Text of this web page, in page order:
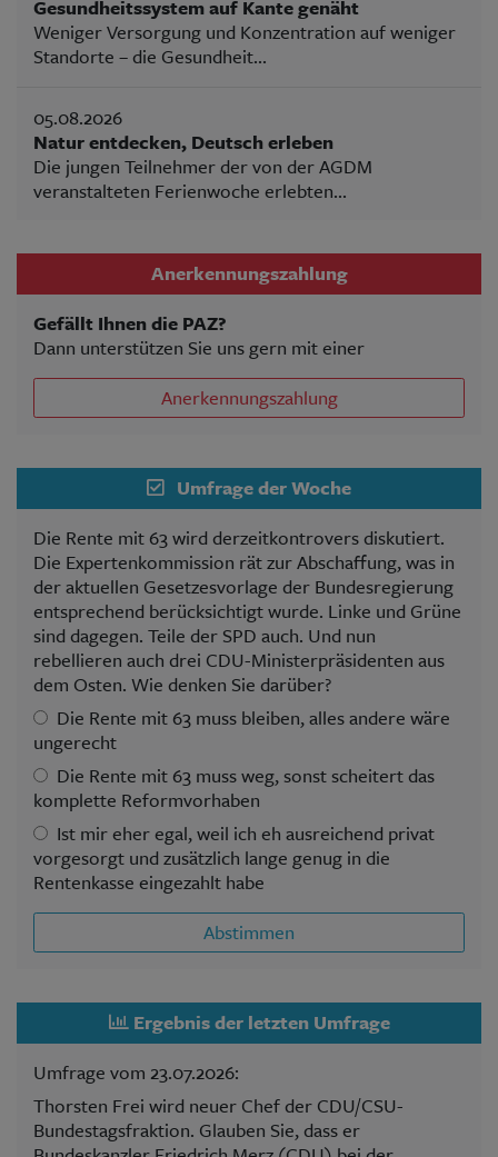
Gesundheitssystem auf Kante genäht
Weniger Versorgung und Konzentration auf weniger
Standorte – die Gesundheit...
05.08.2026
Natur entdecken, Deutsch erleben
Die jungen Teilnehmer der von der AGDM
veranstalteten Ferienwoche erlebten...
Anerkennungszahlung
Gefällt Ihnen die PAZ?
Dann unterstützen Sie uns gern mit einer
Anerkennungszahlung
Umfrage der Woche
Die Rente mit 63 wird derzeitkontrovers diskutiert.
Die Expertenkommission rät zur Abschaffung, was in
der aktuellen Gesetzesvorlage der Bundesregierung
entsprechend berücksichtigt wurde. Linke und Grüne
sind dagegen. Teile der SPD auch. Und nun
rebellieren auch drei CDU-Ministerpräsidenten aus
dem Osten. Wie denken Sie darüber?
Die Rente mit 63 muss bleiben, alles andere wäre
ungerecht
Die Rente mit 63 muss weg, sonst scheitert das
komplette Reformvorhaben
Ist mir eher egal, weil ich eh ausreichend privat
vorgesorgt und zusätzlich lange genug in die
Rentenkasse eingezahlt habe
Abstimmen
Ergebnis der letzten Umfrage
Umfrage vom 23.07.2026:
Thorsten Frei wird neuer Chef der CDU/CSU-
Bundestagsfraktion. Glauben Sie, dass er